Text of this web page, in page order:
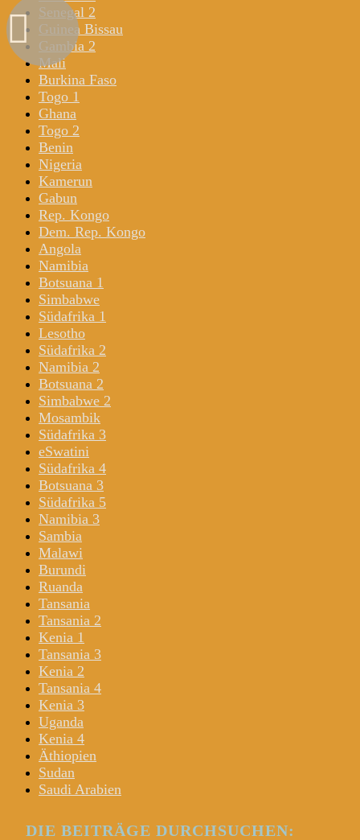
Senegal 2
Guinea Bissau
Gambia 2
Mali
Burkina Faso
Togo 1
Ghana
Togo 2
Benin
Nigeria
Kamerun
Gabun
Rep. Kongo
Dem. Rep. Kongo
Angola
Namibia
Botsuana 1
Simbabwe
Südafrika 1
Lesotho
Südafrika 2
Namibia 2
Botsuana 2
Simbabwe 2
Mosambik
Südafrika 3
eSwatini
Südafrika 4
Botsuana 3
Südafrika 5
Namibia 3
Sambia
Malawi
Burundi
Ruanda
Tansania
Tansania 2
Kenia 1
Tansania 3
Kenia 2
Tansania 4
Kenia 3
Uganda
Kenia 4
Äthiopien
Sudan
Saudi Arabien
DIE BEITRÄGE DURCHSUCHEN: